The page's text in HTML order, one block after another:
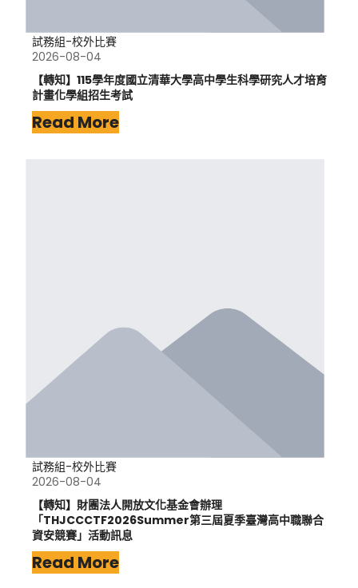
試務組-校外比賽
2026-08-04
【轉知】115學年度國立清華大學高中學生科學研究人才培育
計畫化學組招生考試
Read More
試務組-校外比賽
2026-08-04
【轉知】財團法人開放文化基金會辦理
「THJCCCTF2026Summer第三屆夏季臺灣高中職聯合
資安競賽」活動訊息
Read More